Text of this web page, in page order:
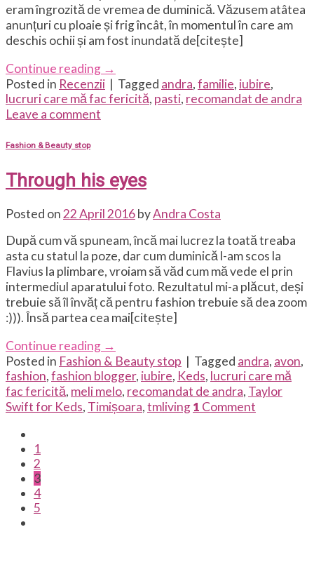
eram îngrozită de vremea de duminică. Văzusem atâtea
anunțuri cu ploaie și frig încât, în momentul în care am
deschis ochii și am fost inundată de[citește]
Continue reading →
Posted in Recenzii | Tagged andra,familie, iubire,
lucruri care mă fac fericită, pasti, recomandat de andra
Leave a comment
Fashion & Beauty stop
Through his eyes
Posted on22 April 2016byAndra Costa
După cum vă spuneam, încă mai lucrez la toată treaba
asta cu statul la poze, dar cum duminică l-am scos la
Flavius la plimbare, vroiam să văd cum mă vede el prin
intermediul aparatului foto. Rezultatul mi-a plăcut, deși
trebuie să îl învăț că pentru fashion trebuie să dea zoom
:))). Însă partea cea mai[citește]
Continue reading →
Posted in Fashion & Beauty stop | Tagged andra, avon,
fashion,fashion blogger, iubire, Keds, lucruri care mă
fac fericită, meli melo, recomandat de andra, Taylor
Swift for Keds, Timișoara,tmliving1 Comment
1
2
3
4
5